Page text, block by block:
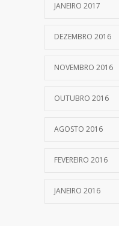
JANEIRO 2017
DEZEMBRO 2016
NOVEMBRO 2016
OUTUBRO 2016
AGOSTO 2016
FEVEREIRO 2016
JANEIRO 2016